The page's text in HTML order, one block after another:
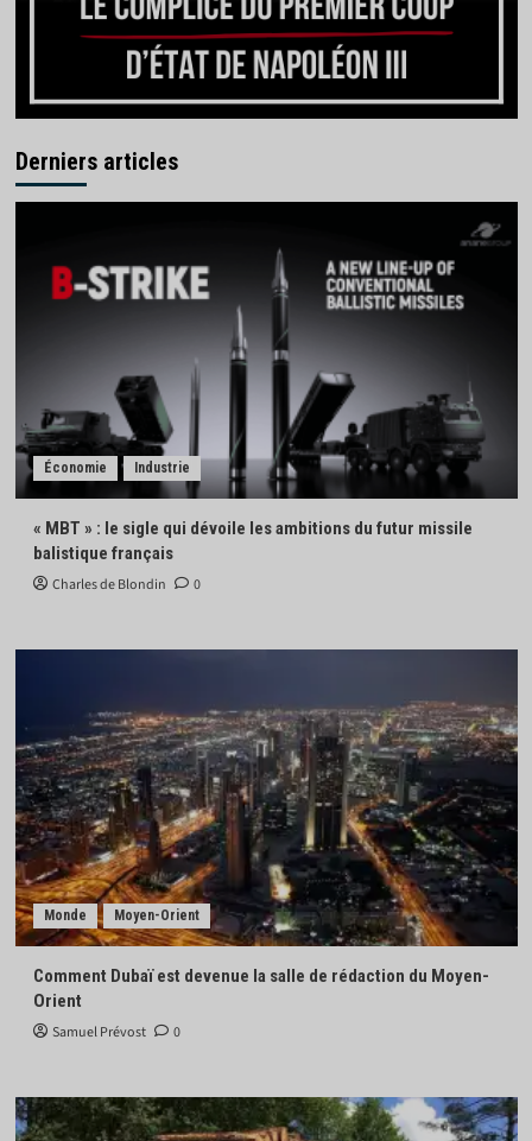
Derniers articles
Économie Industrie
« MBT » : le sigle qui dévoile les ambitions du futur missile
balistique français
Charles de Blondin 0
Monde Moyen-Orient
Comment Dubaï est devenue la salle de rédaction du Moyen-
Orient
Samuel Prévost 0